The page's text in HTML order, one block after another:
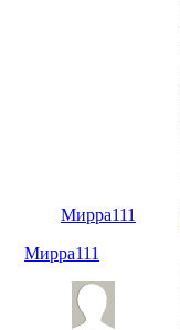
Мирра111
Мирра111